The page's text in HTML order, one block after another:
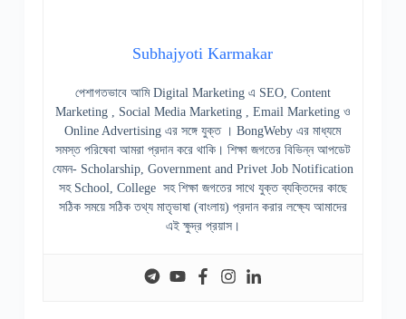
Subhajyoti Karmakar
পেশাগতভাবে আমি Digital Marketing এ SEO, Content
Marketing , Social Media Marketing , Email Marketing ও
Online Advertising এর সঙ্গে যুক্ত । BongWeby এর মাধ্যমে
সমস্ত পরিষেবা আমরা প্রদান করে থাকি। শিক্ষা জগতের বিভিন্ন আপডেট
যেমন- Scholarship, Government and Privet Job Notification
সহ School, College সহ শিক্ষা জগতের সাথে যুক্ত ব্যক্তিদের কাছে
সঠিক সময়ে সঠিক তথ্য মাতৃভাষা (বাংলায়) প্রদান করার লক্ষ্যে আমাদের
এই ক্ষুদ্র প্রয়াস।